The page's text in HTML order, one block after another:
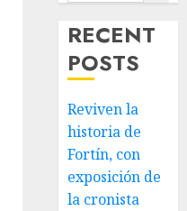
RECENT
POSTS
Reviven la
historia de
Fortín, con
exposición de
la cronista